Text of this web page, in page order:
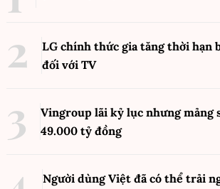
LG chính thức gia tăng thời hạn
đối với TV
Vingroup lãi kỷ lục nhưng mảng
49.000 tỷ đồng
Người dùng Việt đã có thể trải